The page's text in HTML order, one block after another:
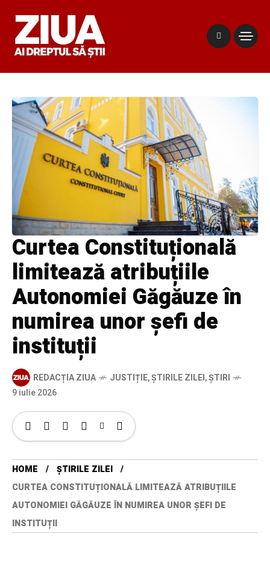
Curtea Constituțională
limitează atribuțiile
Autonomiei Găgăuze în
numirea unor șefi de
instituții
REDACȚIA ZIUA JUSTIȚIE,ȘTIRILE ZILEI,ȘTIRI
9 iulie 2026
HOME
ȘTIRILE ZILEI
CURTEA CONSTITUȚIONALĂ LIMITEAZĂ ATRIBUȚIILE
AUTONOMIEI GĂGĂUZE ÎN NUMIREA UNOR ȘEFI DE
INSTITUȚII